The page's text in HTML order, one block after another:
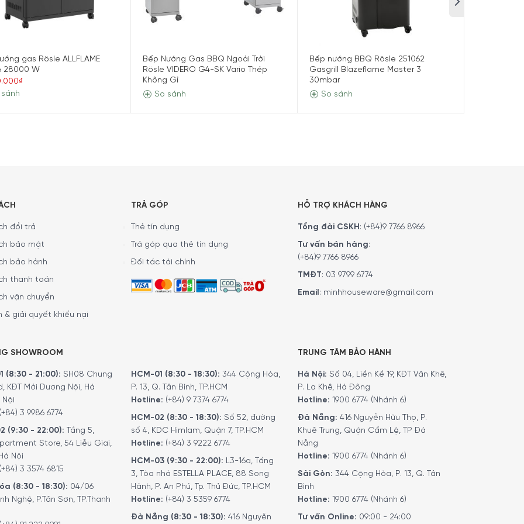
cm x Sâu 61,8 cm – Nặng ~52,04 kg
sát rộng hơn 30% so với dòng VIDERO, cho phép người dùng dễ dàng theo dõi món ăn trong suốt quá
điệnbền bỉ, kết hợp cùng
bánh xe linh hoạt 365 độ
, giúp người dùng dễ dàng di chuyển và tiết kiệm không gian sử
gas Rösle ALLFLAME
28000 W
Bếp Nướng Gas BBQ Ngoài Trời
Rösle VIDERO G4-SK Vario Thép
Không Gỉ
So sánh
Bếp nướng BBQ Rösle 251062
Gasgrill Blazeflame Master 3
30mbar
So sánh
đổi trả
bảo mật
bảo hành
thanh toán
vận chuyển
& giải quyết khiếu nại
TRẢ GÓP
Thẻ tín dụng
Trả góp qua thẻ tín dụng
Đối tác tài chính
HỖ TRỢ KHÁCH HÀNG
Tổng đài CSKH: (+84)9 7766 8966
Tư vấn bán hàng:
(+84)9 7766 8966
TMĐT: 03 9799 6774
Email: minhhouseware@gmail.com
SHOWROOM
(8:30 - 21:00): SH08 Chung
KĐT Mới Dương Nội, Hà
(+84) 3 9986 6774
(9:30 - 22:00): Tầng 5,
Store, 54 Liễu Giai,
Nội
(+84) 3 3574 6815
(8:30 - 18:30): 04/06
Nghệ, P.Tân Sơn, TP.Thanh
HCM-01 (8:30 - 18:30): 344 Cộng Hòa,
P. 13, Q. Tân Bình, TP.HCM
Hotline: (+84) 9 7374 6774
HCM-02 (8:30 - 18:30): Số 52, đường
số 4, KDC Himlam, Quận 7, TP.HCM
Hotline: (+84) 3 9222 6774
HCM-03 (9:30 - 22:00): L3-16a, Tầng
3, Tòa nhà ESTELLA PLACE, 88 Song
Hành, P. An Phú, Tp. Thủ Đức, TP.HCM
Hotline: (+84) 3 5359 6774
Đà Nẵng (8:30 - 18:30): 416 Nguyễn
TRUNG TÂM BẢO HÀNH
Hà Nội: Số 04, Liền Kề 19, KĐT Văn Khê,
P. La Khê, Hà Đông
Hotline: 1900 6774 (Nhánh 6)
Đà Nẵng: 416 Nguyễn Hữu Thọ, P.
Khuê Trung, Quận Cẩm Lệ, TP Đà
Nẵng
Hotline: 1900 6774 (Nhánh 6)
Sài Gòn: 344 Cộng Hòa, P. 13, Q. Tân
Bình
Hotline: 1900 6774 (Nhánh 6)
Tư vấn Online: 09:00 - 24:00